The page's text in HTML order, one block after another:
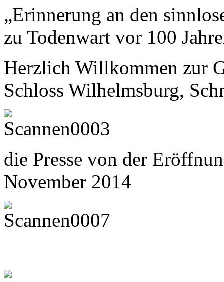
„Erinnerung an den
zu Todenwart vor 100
Herzlich Willkommen zur
Schloss Wilhelmsburg,
die Presse von der
November 2014